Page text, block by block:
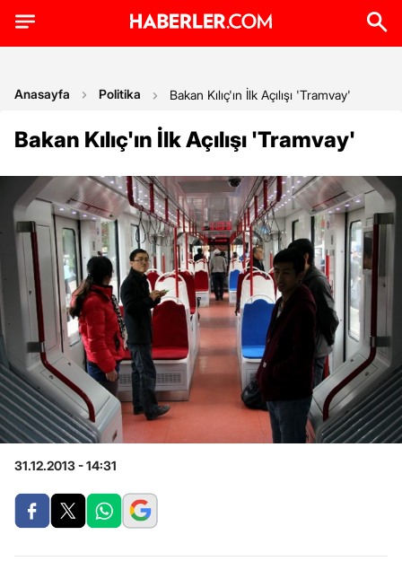
Anasayfa Politika Bakan Kılıç'ın İlk Açılışı 'Tramvay'
Bakan Kılıç'ın İlk Açılışı 'Tramvay'
31.12.2013 - 14:31